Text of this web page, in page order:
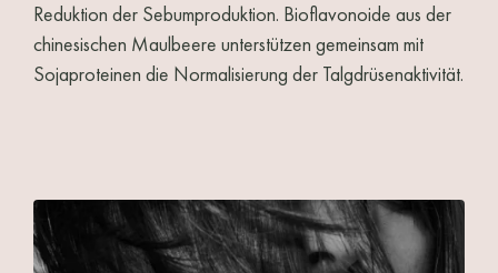
Reduktion der Sebumproduktion. Bioflavonoide aus der
chinesischen Maulbeere unterstützen gemeinsam mit
Sojaproteinen die Normalisierung der Talgdrüsenaktivität.